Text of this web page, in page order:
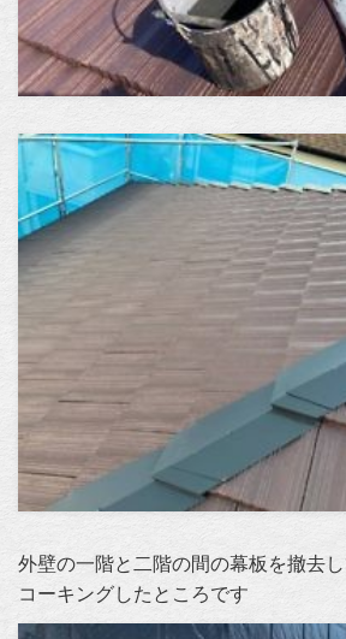
外壁の一階と二階の間の幕板を撤去
コーキングしたところです